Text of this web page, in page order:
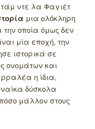
ντε λα Φαγιέτ
μια ολόκληρη
την οποία όμως δεν
μία εποχή, την
ιστορικά σε
ονομάτων και
η ίδια,
δύσκολα
μάλλον στους